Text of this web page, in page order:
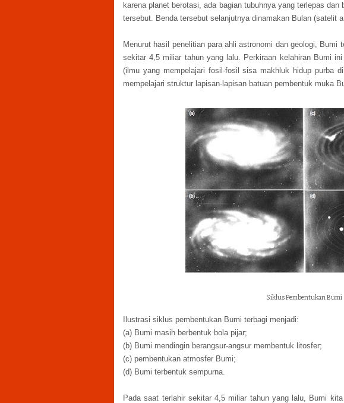
karena planet berotasi, ada bagian tubuhnya yang terlepas
tersebut. Benda tersebut selanjutnya dinamakan Bulan (satelit
Menurut hasil penelitian para ahli astronomi dan geologi, Bumi
sekitar 4,5 miliar tahun yang lalu. Perkiraan kelahiran Bumi
(ilmu yang mempelajari fosil-fosil sisa makhluk hidup purba
mempelajari struktur lapisan-lapisan batuan pembentuk muka
Siklus Pembentukan Bumi
Ilustrasi siklus pembentukan Bumi terbagi menjadi:
(a) Bumi masih berbentuk bola pijar;
(b) Bumi mendingin berangsur-angsur membentuk litosfer;
(c) pembentukan atmosfer Bumi;
(d) Bumi terbentuk sempurna.
Pada saat terlahir sekitar 4,5 miliar tahun yang lalu, Bumi